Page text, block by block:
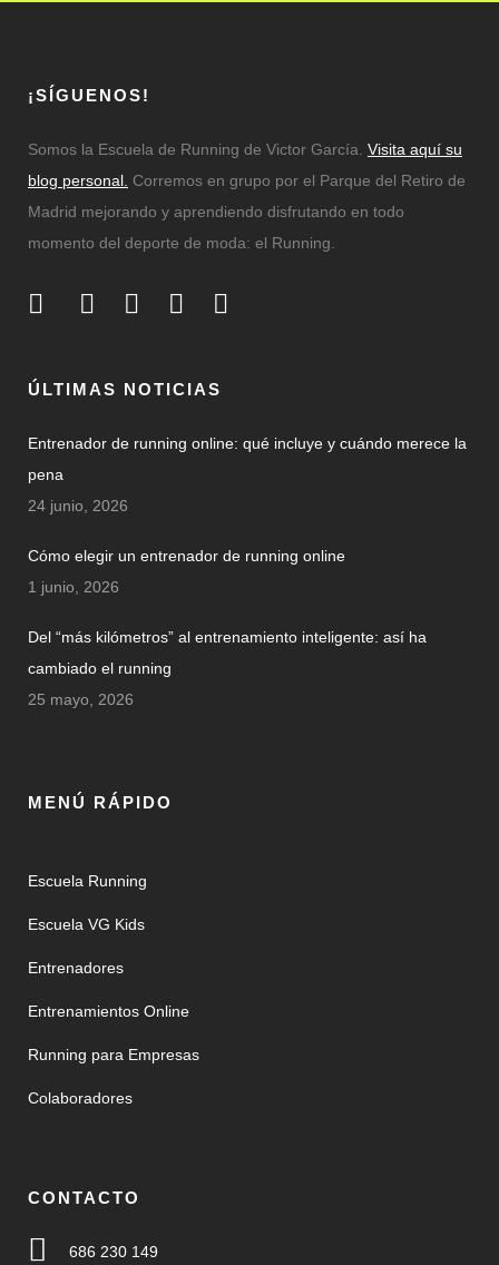
¡SÍGUENOS!
Somos la Escuela de Running de Victor García. Visita aquí su
blog personal. Corremos en grupo por el Parque del Retiro de
Madrid mejorando y aprendiendo disfrutando en todo
momento del deporte de moda: el Running.
ÚLTIMAS NOTICIAS
Entrenador de running online: qué incluye y cuándo merece la
pena
24 junio, 2026
Cómo elegir un entrenador de running online
1 junio, 2026
Del “más kilómetros” al entrenamiento inteligente: así ha
cambiado el running
25 mayo, 2026
MENÚ RÁPIDO
Escuela Running
Escuela VG Kids
Entrenadores
Entrenamientos Online
Running para Empresas
Colaboradores
CONTACTO
686 230 149